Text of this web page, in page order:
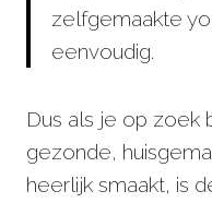
zelfgemaakte
eenvoudig.
Dus als je op zoek
gezonde,
heerlijk smaakt, is